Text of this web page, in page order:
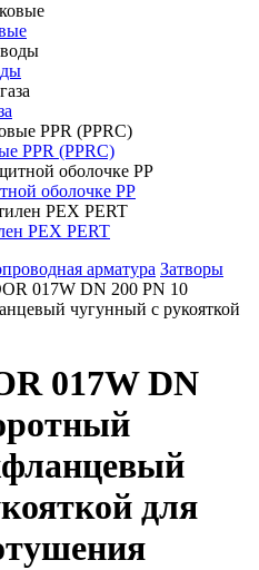
PPR (PPRC)
оболочке PP
PEX PERT
арматура Затворы
017W DN 200 PN 10
чугунный с рукояткой
017W DN
для